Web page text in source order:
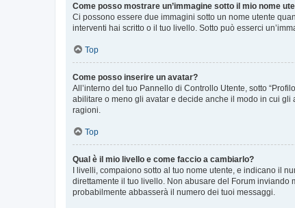
Come posso mostrare un’immagine sotto il mio nome
Ci possono essere due immagini sotto un nome utente
interventi hai scritto o il tuo livello. Sotto può esserci
Top
Come posso inserire un avatar?
All’interno del tuo Pannello di Controllo Utente, sotto
abilitare o meno gli avatar e decide anche il modo in cui
ragioni.
Top
Qual è il mio livello e come faccio a cambiarlo?
I livelli, compaiono sotto al tuo nome utente, e indicano il
direttamente il tuo livello. Non abusare del Forum inviando
probabilmente abbasserà il numero dei tuoi messaggi.